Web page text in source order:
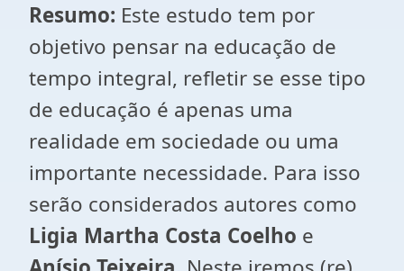
Resumo: Este estudo tem por
objetivo pensar na educação de
tempo integral, refletir se esse tipo
de educação é apenas uma
realidade em sociedade ou uma
importante necessidade. Para isso
serão considerados autores como
Ligia Martha Costa Coelho e